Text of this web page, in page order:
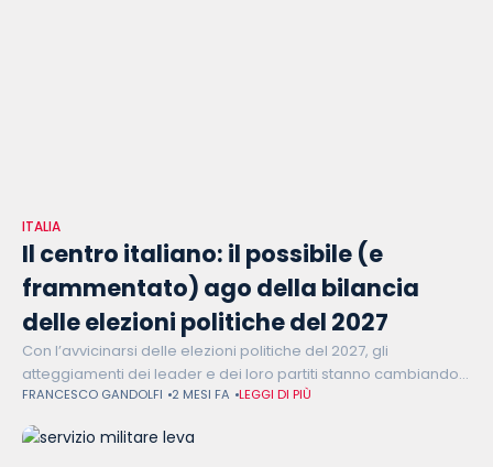
ITALIA
Il centro italiano: il possibile (e
frammentato) ago della bilancia
delle elezioni politiche del 2027
Con l’avvicinarsi delle elezioni politiche del 2027, gli
atteggiamenti dei leader e dei loro partiti stanno cambiando:
tra la possibilità di primarie per la guida del campo largo,
situazioni in
FRANCESCO GANDOLFI 2 MESI FA LEGGI DI PIÙ